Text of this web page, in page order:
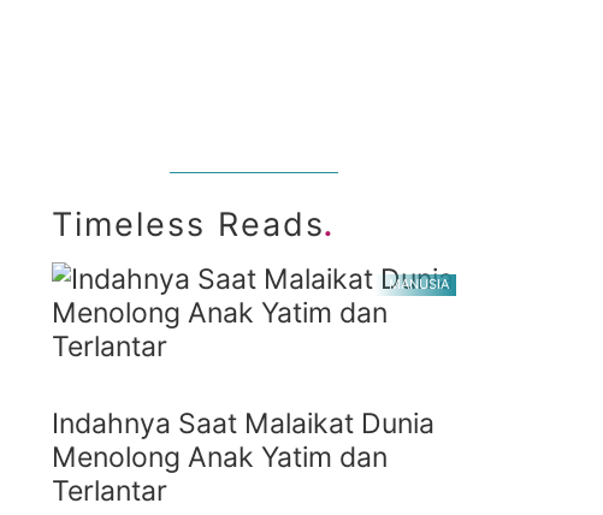
Timeless Reads.
MANUSIA
Indahnya Saat Malaikat Dunia
Menolong Anak Yatim dan
Terlantar